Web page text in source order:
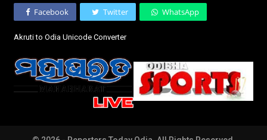
Facebook Twitter WhatsApp
Akruti to Odia Unicode Converter